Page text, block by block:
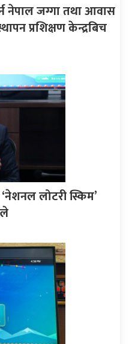
नेपाल जग्गा तथा आवास
प्रशिक्षण केन्द्रबिच
लोटरी स्किम’